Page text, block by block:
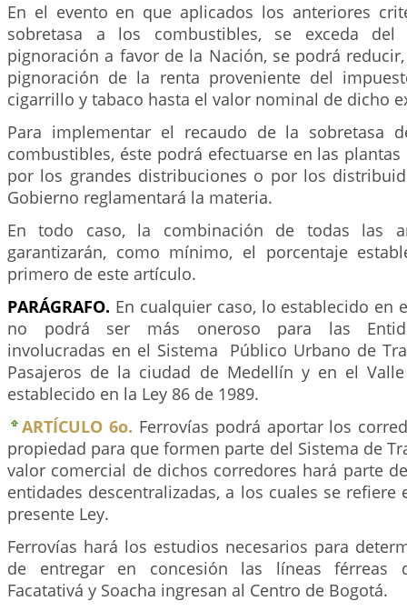
En el evento en que aplicados los anteriores
sobretasa a los combustibles, se exceda
pignoración a favor de la Nación, se podrá
pignoración de la renta proveniente del
cigarrillo y tabaco hasta el valor nominal de dicho
Para implementar el recaudo de la sobretasa
combustibles, éste podrá efectuarse en las
por los grandes distribuciones o por los
Gobierno reglamentará la materia.
En todo caso, la combinación de todas las
garantizarán, como mínimo, el porcentaje
primero de este artículo.
PARÁGRAFO. En cualquier caso, lo establecido en
no podrá ser más oneroso para las
involucradas en el Sistema Público Urbano de
Pasajeros de la ciudad de Medellín y en el
establecido en la Ley 86 de 1989.
ARTÍCULO 6o. Ferrovías podrá aportar los
propiedad para que formen parte del Sistema de
valor comercial de dichos corredores hará parte
entidades descentralizadas, a los cuales se
presente Ley.
Ferrovías hará los estudios necesarios para
de entregar en concesión las líneas férreas
Facatativá y Soacha ingresan al Centro de Bogotá.